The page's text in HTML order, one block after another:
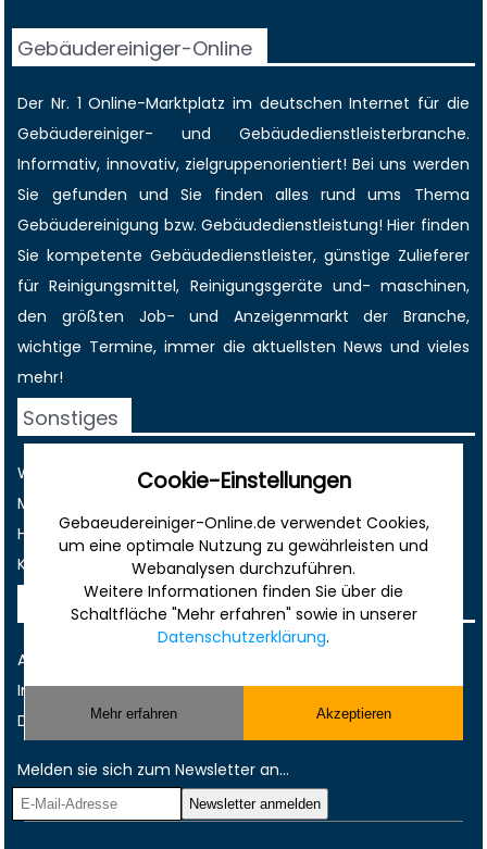
Gebäudereiniger-Online
Der Nr. 1 Online-Marktplatz im deutschen Internet für die
Gebäudereiniger- und Gebäudedienstleisterbranche.
Informativ, innovativ, zielgruppenorientiert! Bei uns werden
Sie gefunden und Sie finden alles rund ums Thema
Gebäudereinigung bzw. Gebäudedienstleistung! Hier finden
Sie kompetente Gebäudedienstleister, günstige Zulieferer
für Reinigungsmittel, Reinigungsgeräte und- maschinen,
den größten Job- und Anzeigenmarkt der Branche,
wichtige Termine, immer dieaktuellsten News und vieles
mehr!
Sonstiges
Werbung
Musterverträge und Vorlagen
Hilfe
Kontakt
Rechtliches
AGB
Impressum
Datenschutz
Melden sie sich zum Newsletter an...
Cookie-Einstellungen
Gebaeudereiniger-Online.de verwendet Cookies,
um eine optimale Nutzung zu gewährleisten und
Webanalysen durchzuführen.
Weitere Informationen finden Sie über die
Schaltfläche "Mehr erfahren" sowie in unserer
Datenschutzerklärung.
Mehr erfahren Akzeptieren